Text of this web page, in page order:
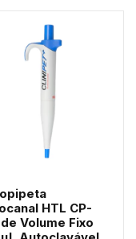
HTL CP-
Volume Fixo